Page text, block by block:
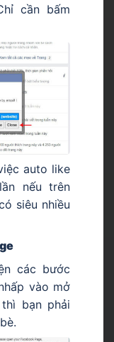
cần bấm
auto like
nếu trên
siêu nhiều
các bước
vào mở
bạn phải